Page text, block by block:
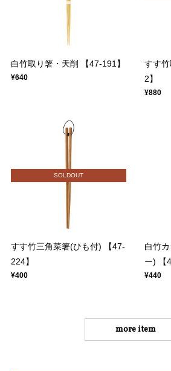
白竹取り箸・天削 【47-191】
¥640
すす
2】
¥880
SOLDOUT
すす竹三角菜箸(ひも付) 【47-
224】
¥400
白竹
ー) 【
¥440
more item